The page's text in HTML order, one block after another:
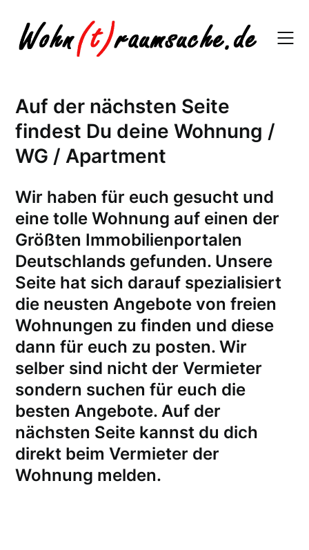
content
Auf der nächsten Seite
findest Du deine Wohnung /
WG / Apartment
Wir haben für euch gesucht und
eine tolle Wohnung auf einen der
Größten Immobilienportalen
Deutschlands gefunden. Unsere
Seite hat sich darauf spezialisiert
die neusten Angebote von freien
Wohnungen zu finden und diese
dann für euch zu posten. Wir
selber sind nicht der Vermieter
sondern suchen für euch die
besten Angebote. Auf der
nächsten Seite kannst du dich
direkt beim Vermieter der
Wohnung melden.